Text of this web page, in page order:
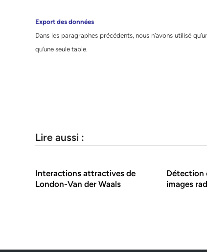
Export des données
Dans les paragraphes précédents, nous n’avons utilisé
qu’une seule table.
Lire aussi :
Interactions attractives de
London-Van der Waals
Détection
images